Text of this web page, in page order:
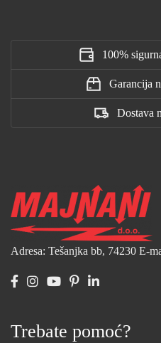
100%
Garancija
Dostava
Adresa: Tešanjka bb, 74230 E-
Trebate pomoć?